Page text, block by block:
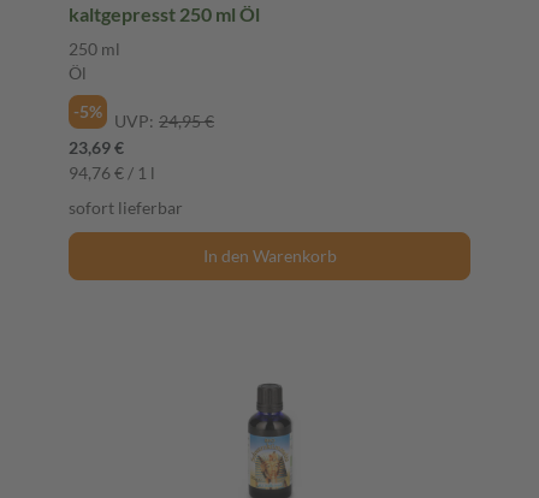
kaltgepresst 250 ml Öl
250 ml
Öl
-5%
UVP: 24,95 €
23,69 €
94,76 € / 1 l
sofort lieferbar
In den Warenkorb